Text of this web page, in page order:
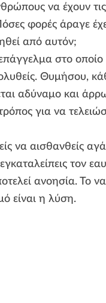
να έχουν
φορές άραγε
από αυτόν;
στο οποίο
Θυμήσου,
αδύναμο και
για να
να αισθανθείς
τον
ανοησία. Το
είναι η λύση.